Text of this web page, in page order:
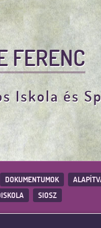
FERENC
Iskola és
DOKUMENTUMOK
SIOSZ